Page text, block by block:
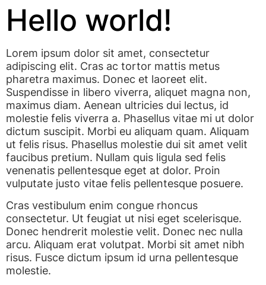
Hello world!
Lorem ipsum dolor sit amet, consectetur
adipiscing elit. Cras ac tortor mattis metus
pharetra maximus. Donec et laoreet elit.
Suspendisse in libero viverra, aliquet magna non,
maximus diam. Aenean ultricies dui lectus, id
molestie felis viverra a. Phasellus vitae mi ut dolor
dictum suscipit. Morbi eu aliquam quam. Aliquam
ut felis risus. Phasellus molestie dui sit amet velit
faucibus pretium. Nullam quis ligula sed felis
venenatis pellentesque eget at dolor. Proin
vulputate justo vitae felis pellentesque posuere.
Cras vestibulum enim congue rhoncus
consectetur. Ut feugiat ut nisi eget scelerisque.
Donec hendrerit molestie velit. Donec nec nulla
arcu. Aliquam erat volutpat. Morbi sit amet nibh
risus. Fusce dictum ipsum id urna pellentesque
molestie.